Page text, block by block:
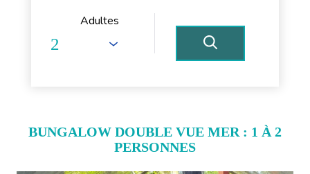
Adultes
BUNGALOW DOUBLE VUE MER : 1 À 2
PERSONNES